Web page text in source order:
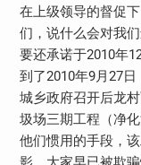
在上级领导的督促
们，说什么会对我
要还承诺于2010年
到了2010年9月27
城乡政府召开后龙
圾场三期工程（净
他们惯用的手段，